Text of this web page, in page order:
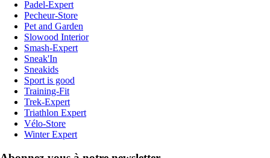
Padel-Expert
Pecheur-Store
Pet and Garden
Slowood Interior
Smash-Expert
Sneak'In
Sneakids
Sport is good
Training-Fit
Trek-Expert
Triathlon Expert
Vélo-Store
Winter Expert